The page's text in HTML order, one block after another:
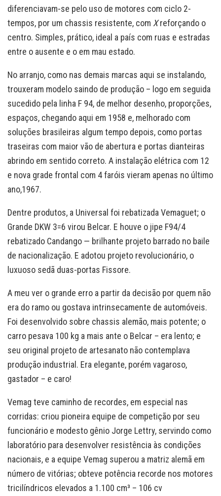
diferenciavam-se pelo uso de motores com ciclo 2-
tempos, por um chassis resistente, com Xreforçando o
centro. Simples, prático, ideal a país com ruas e estradas
entre o ausente e o em mau estado.
No arranjo, como nas demais marcas aqui se instalando,
trouxeram modelo saindo de produção – logo em seguida
sucedido pela linha F 94, de melhor desenho, proporções,
espaços, chegando aqui em 1958 e, melhorado com
soluções brasileiras algum tempo depois, como portas
traseiras com maior vão de abertura e portas dianteiras
abrindo em sentido correto. A instalação elétrica com 12
e nova grade frontal com 4 faróis vieram apenas no último
ano,1967.
Dentre produtos, a Universal foi rebatizada Vemaguet; o
Grande DKW 3=6 virou Belcar. E houve o jipe F94/4
rebatizado Candango — brilhante projeto barrado no baile
de nacionalização. E adotou projeto revolucionário, o
luxuoso sedã duas-portas Fissore.
A meu ver o grande erro a partir da decisão por quem não
era do ramo ou gostava intrinsecamente de automóveis.
Foi desenvolvido sobre chassis alemão, mais potente; o
carro pesava 100 kg a mais ante o Belcar – era lento; e
seu original projeto de artesanato não contemplava
produção industrial. Era elegante, porém vagaroso,
gastador – e caro!
Vemag teve caminho de recordes, em especial nas
corridas: criou pioneira equipe de competição por seu
funcionário e modesto gênio Jorge Lettry, servindo como
laboratório para desenvolver resistência às condições
nacionais, e a equipe Vemag superou a matriz alemã em
número de vitórias; obteve potência recorde nos motores
tricilíndricos elevados a 1.100 cm³ – 106 cv